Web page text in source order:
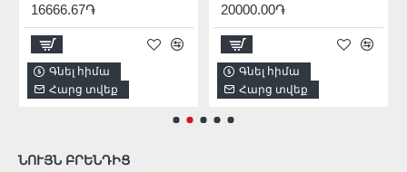
16666.67֏
Գնել հիմա
Հարց տվեք
20000.00֏
Գնել հիմա
Հարց տվեք
ՆՈՒՅՆ ԲՐԵՆԴԻՑ